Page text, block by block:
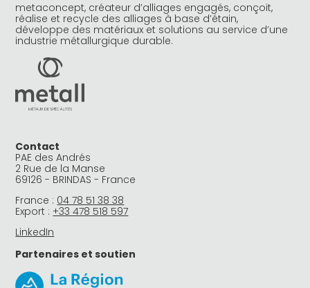
metaconcept, créateur d’alliages engagés, conçoit,
réalise et recycle des alliages à base d’étain,
développe des matériaux et solutions au service d’une
industrie métallurgique durable.
Contact
PAE des Andrés
2 Rue de la Manse
69126 - BRINDAS - France
France : 04 78 51 38 38
Export : +33 478 518 597
LinkedIn
Partenaires et soutien